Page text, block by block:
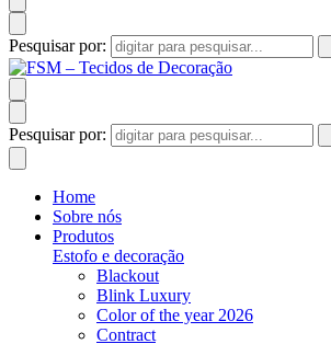
Pesquisar por:
Pesquisar por:
Home
Sobre nós
Produtos
Estofo e decoração
Blackout
Blink Luxury
Color of the year 2026
Contract